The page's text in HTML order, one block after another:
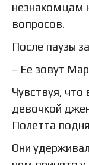
незнакомцам
вопросов.
После паузы
– Ее зовут
Чувствуя, что
девочкой
Полетта
Они